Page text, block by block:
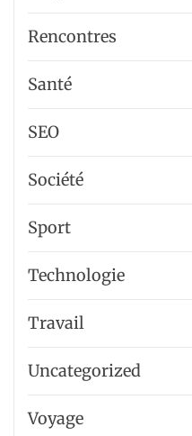
Rencontres
Santé
SEO
Société
Sport
Technologie
Travail
Uncategorized
Voyage